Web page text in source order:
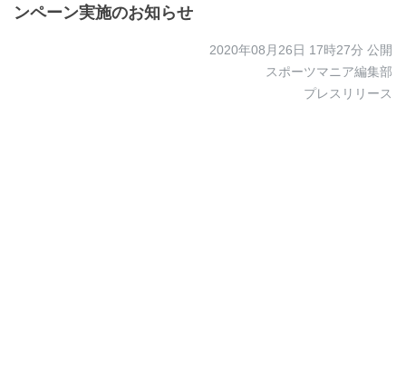
ンペーン実施のお知らせ
2020年08月26日 17時27分 公開
スポーツマニア編集部
プレスリリース